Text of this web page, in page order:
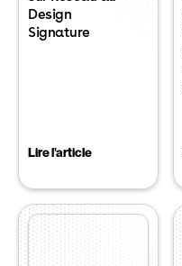
Design
Signature
Lire l'article